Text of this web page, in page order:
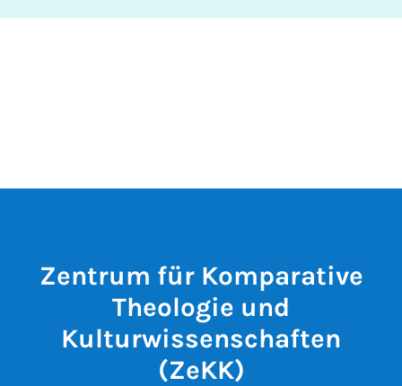
Zentrum für Komparative
Theologie und
Kulturwissenschaften
(ZeKK)